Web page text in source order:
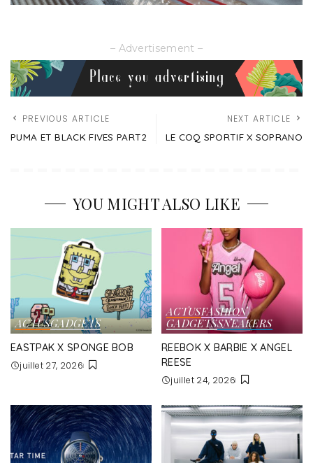
– Advertisement –
PREVIOUS ARTICLE
PUMA ET BLACK FIVES PART2
NEXT ARTICLE
LE COQ SPORTIF X SOPRANO
YOU MIGHT ALSO LIKE
ACTUSGADGETS
EASTPAK X SPONGE BOB
juillet 27, 2026
ACTUSFASHION
GADGETSSNEAKERS
REEBOK X BARBIE X ANGEL
REESE
juillet 24, 2026